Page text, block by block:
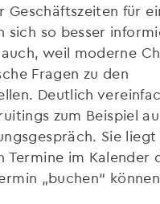
Geschäftszeiten für
sich so besser
weil moderne
Fragen zu den
Deutlich
zum Beispiel
Sie liegt
Termine im Kalender
„buchen“ können.